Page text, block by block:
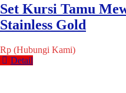
Set Kursi Tamu
Stainless Gold
Rp (Hubungi Kami)
Detail